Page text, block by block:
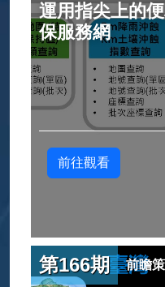
運用指尖上的
保服務網
前往觀看
第166期 前瞻